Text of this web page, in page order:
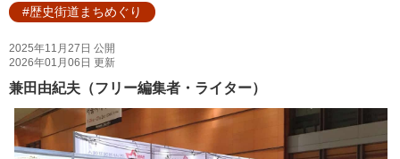
#歴史街道まちめぐり
2025年11月27日 公開
2026年01月06日 更新
兼田由紀夫（フリー編集者・ライター）